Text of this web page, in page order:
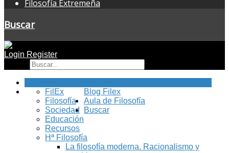
Filosofía Extremeña
Buscar
Login Register
Blog Filex
FilEx
Filosofía
Sociedad
Educación
Recursos
Aula de Filosofía
Hª Filosofía
La filosofía moderna. Racionalismo y
Buscar